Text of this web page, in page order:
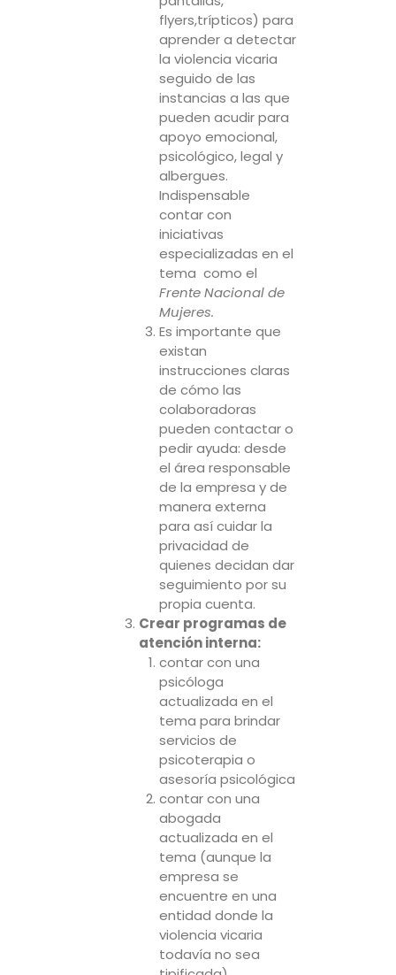
flyers,trípticos) para
aprender a detectar
la violencia vicaria
seguido de las
instancias a las que
pueden acudir para
apoyo emocional,
psicológico, legal y
albergues.
Indispensable
contar con
iniciativas
especializadas en el
tema como el
Frente Nacional de
Mujeres.
Es importante que
existan
instrucciones claras
de cómo las
colaboradoras
pueden contactar o
pedir ayuda: desde
el área responsable
de la empresa y de
manera externa
para así cuidar la
privacidad de
quienes decidan dar
seguimiento por su
propia cuenta.
Crear programas de
atención interna:
contar con una
psicóloga
actualizada en el
tema para brindar
servicios de
psicoterapia o
asesoría psicológica
contar con una
abogada
actualizada en el
tema (aunque la
empresa se
encuentre en una
entidad donde la
violencia vicaria
todavía no sea